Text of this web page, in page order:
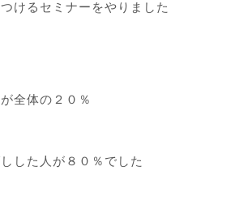
けるセミナーをやりました
全体の２０％
した人が８０％でした